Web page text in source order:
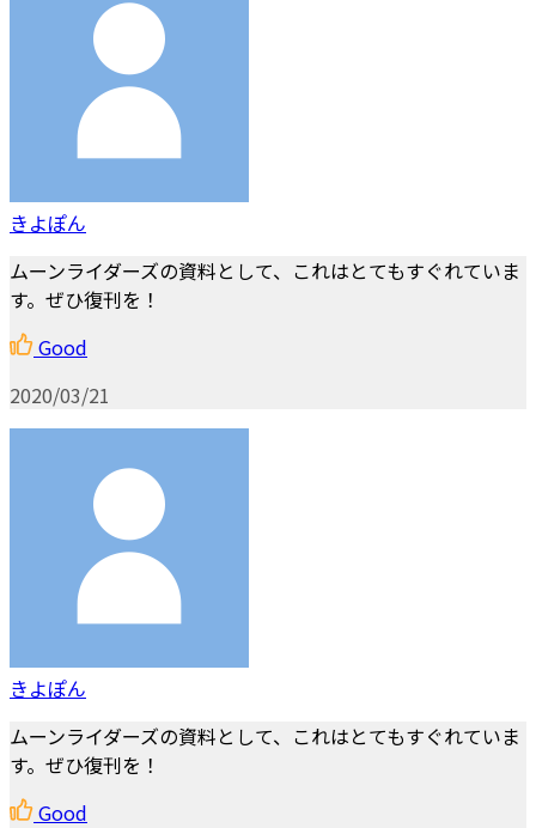
きよぽん
ムーンライダーズの資料として、これはとてもすぐれていま
す。ぜひ復刊を！
Good
2020/03/21
きよぽん
ムーンライダーズの資料として、これはとてもすぐれていま
す。ぜひ復刊を！
Good